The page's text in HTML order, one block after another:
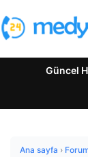
Güncel
Ana sayfa ›